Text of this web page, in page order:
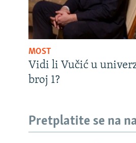
MOST
Vidi li Vučić u
broj 1?
Pretplatite se na